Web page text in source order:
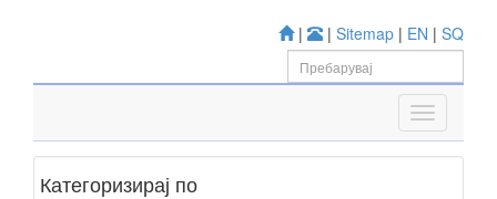
| | Sitemap | EN | SQ
Категоризирај по